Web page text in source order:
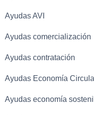
Ayudas AVI
Ayudas comercialización
Ayudas contratación
Ayudas Economía
Ayudas economía